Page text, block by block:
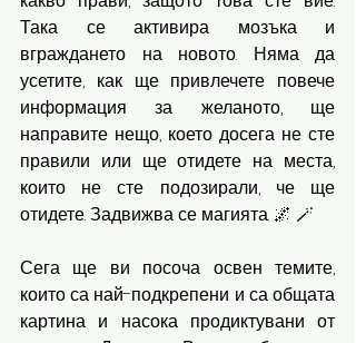
Така се активира мозъка и
вграждането на новото. Няма да
усетите, как ще привлечете повече
информация за желаното, ще
направите нещо, което досега не сте
правили или ще отидете на места,
които не сте подозирали, че ще
отидете. Задвижва се магията. 🌌 🪄
Сега ще ви посоча освен темите,
които са най-подкрепени и са общата
картина и насока продиктувани от